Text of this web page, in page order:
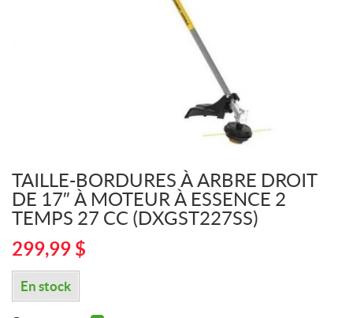
TAILLE-BORDURES À ARBRE DROIT
DE 17″ À MOTEUR À ESSENCE 2
TEMPS 27 CC (DXGST227SS)
299,99 $
En stock